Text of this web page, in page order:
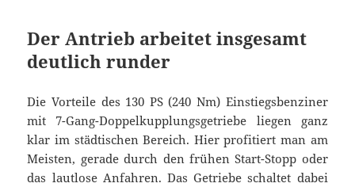
Der Antrieb arbeitet insgesamt
deutlich runder
Die Vorteile des 130 PS (240 Nm) Einstiegsbenziner
mit 7-Gang-Doppelkupplungsgetriebe liegen ganz
klar im städtischen Bereich. Hier profitiert man am
Meisten, gerade durch den frühen Start-Stopp oder
das lautlose Anfahren. Das Getriebe schaltet dabei